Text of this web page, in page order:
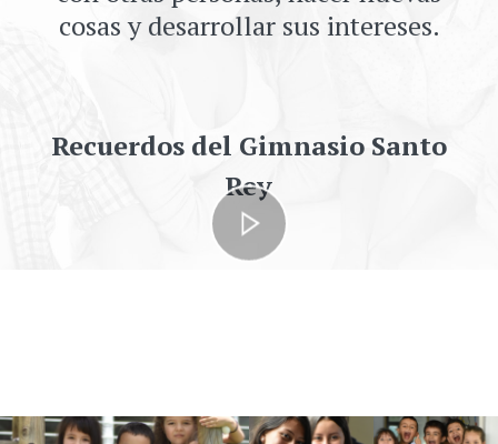
cosas y desarrollar sus intereses.
Recuerdos del Gimnasio Santo
Rey